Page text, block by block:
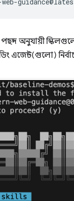
অনুযায়ী
এজেন্ট(গুলো)